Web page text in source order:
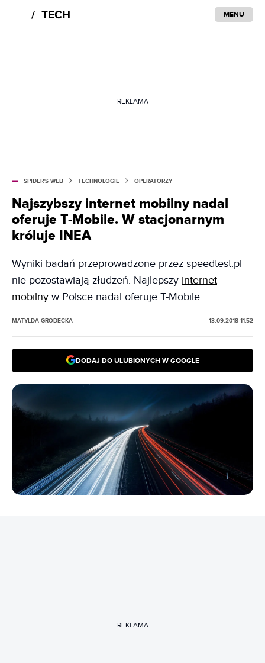
MENU
REKLAMA
SPIDER'S WEB TECHNOLOGIE OPERATORZY
Najszybszy internet mobilny nadal
oferuje T-Mobile. W stacjonarnym
króluje INEA
Wyniki badań przeprowadzone przez speedtest.pl
nie pozostawiają złudzeń. Najlepszy internet
mobilny w Polsce nadal oferuje T-Mobile.
MATYLDA GRODECKA 13.09.2018 11:52
DODAJ DO ULUBIONYCH W GOOGLE
REKLAMA